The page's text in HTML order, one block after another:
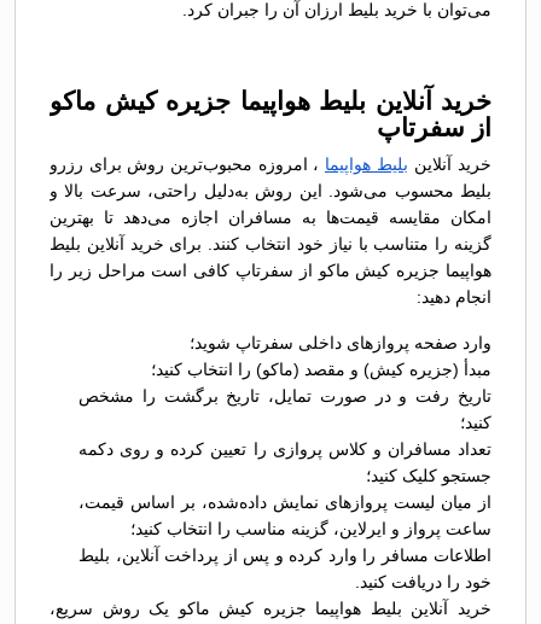
می‌توان با خرید بلیط ارزان آن را جبران کرد.
خرید آنلاین بلیط هواپیما جزیره کیش ماکو
از سفرتاپ
خرید آنلاین بلیط هواپیما ، امروزه محبوب‌ترین روش برای رزرو
بلیط محسوب می‌شود. این روش به‌دلیل راحتی، سرعت بالا و
امکان مقایسه قیمت‌ها به مسافران اجازه می‌دهد تا بهترین
گزینه را متناسب با نیاز خود انتخاب کنند. برای خرید آنلاین بلیط
هواپیما جزیره کیش ماکو از سفرتاپ کافی است مراحل زیر را
انجام دهید:
وارد صفحه پروازهای داخلی سفرتاپ شوید؛
مبدأ (جزیره کیش) و مقصد (ماکو) را انتخاب کنید؛
تاریخ رفت و در صورت تمایل، تاریخ برگشت را مشخص
کنید؛
تعداد مسافران و کلاس پروازی را تعیین کرده و روی دکمه
جستجو کلیک کنید؛
از میان لیست پروازهای نمایش داده‌شده، بر اساس قیمت،
ساعت پرواز و ایرلاین، گزینه مناسب را انتخاب کنید؛
اطلاعات مسافر را وارد کرده و پس از پرداخت آنلاین، بلیط
خود را دریافت کنید.
خرید آنلاین بلیط هواپیما جزیره کیش ماکو یک روش سریع،